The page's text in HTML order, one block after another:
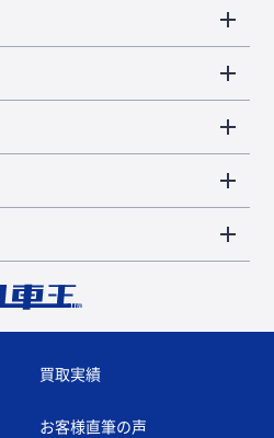
買取実績
お客様直筆の声